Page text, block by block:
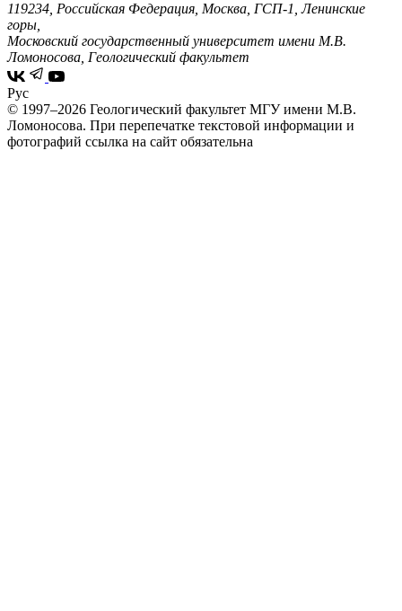
119234, Российская Федерация, Москва, ГСП-1, Ленинские
горы,
Московский государственный университет имени М.В.
Ломоносова, Геологический факультет
Рус
© 1997–2026 Геологический факультет МГУ имени М.В.
Ломоносова. При перепечатке текстовой информации и
фотографий ссылка на сайт обязательна